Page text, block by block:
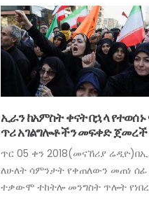
ኢራን ከአምስት ቀናት በኋላ የተወሰኑ
ጥሪ አገልግሎቶችን መፍቀድ ጀመረች
ጥር 05 ቀን 2018(መናኸሪያ
ለሁለት ሳምንታት የቀጠለውን መጠነ ሰፊ
ተቃውሞ ተከትሎ መንግስት ጥሎት